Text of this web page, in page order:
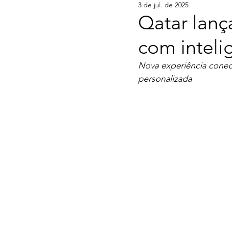
Qatar
com
3 de jul. de 2025
Nova experiência
personalizada